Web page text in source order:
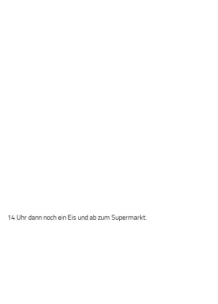
14 Uhr dann noch ein Eis und ab zum Supermarkt.